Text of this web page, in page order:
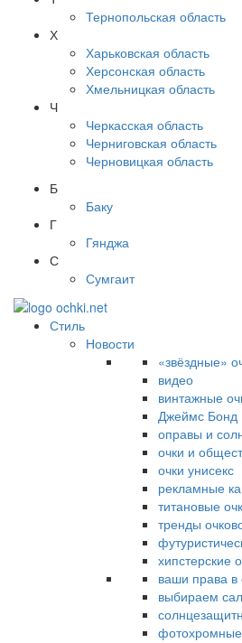
Тернопольская область
Х
Харьковская область
Херсонская область
Хмельницкая область
Ч
Черкасская область
Черниговская область
Черновицкая область
Б
Баку
Г
Гянджа
С
Сумгаит
Стиль
Новости
«звёздные»
видео
винтажные
Джеймс Бонд
оправы и
очки и
очки унисекс
рекламные
титановые
тренды
хипстерские
ваши права в
выбираем